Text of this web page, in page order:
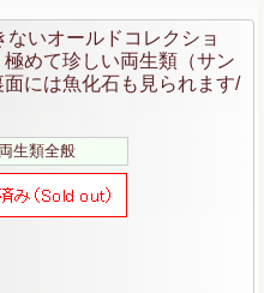
いオールドコレクショ
めて珍しい両生類（サン
には魚化石も見られます/
生類全般